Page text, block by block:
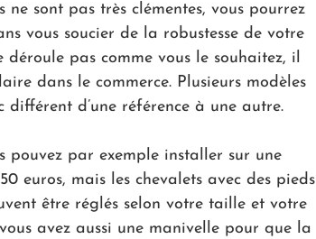
ne sont pas très clémentes, vous pourrez
vous soucier de la robustesse de votre
déroule pas comme vous le souhaitez, il
dans le commerce. Plusieurs modèles
d’une référence à une autre.
pouvez par exemple installer sur une
euros, mais les chevalets avec des pieds
être réglés selon votre taille et votre
avez aussi une manivelle pour que la